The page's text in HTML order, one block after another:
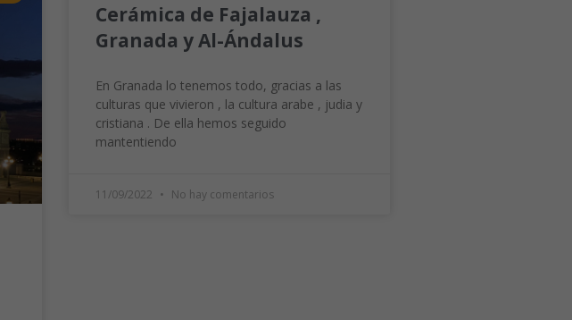
Cerámica de Fajalauza ,
Granada y Al-Ándalus
En Granada lo tenemos todo, gracias a las
culturas que vivieron , la cultura arabe , judia y
cristiana . De ella hemos seguido
mantentiendo
11/09/2022 No hay comentarios